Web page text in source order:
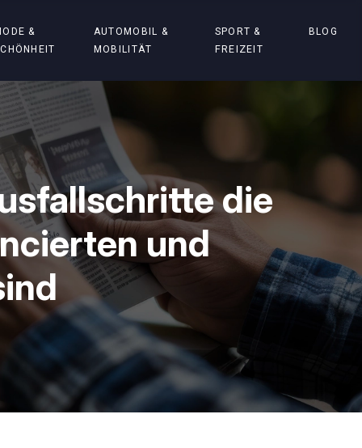
&
AUTOMOBIL &
MOBILITÄT
SPORT &
FREIZEIT
BLOG
die
und